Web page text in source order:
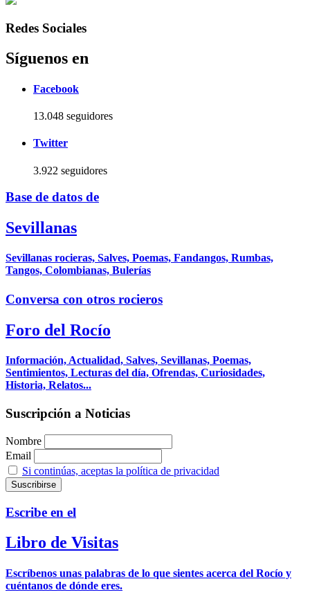
Redes Sociales
Síguenos en
Facebook
13.048 seguidores
Twitter
3.922 seguidores
Base de datos de
Sevillanas
Sevillanas rocieras, Salves, Poemas, Fandangos, Rumbas,
Tangos, Colombianas, Bulerías
Conversa con otros rocieros
Foro del Rocío
Información, Actualidad, Salves, Sevillanas, Poemas,
Sentimientos, Lecturas del día, Ofrendas, Curiosidades,
Historia, Relatos...
Suscripción a Noticias
Nombre
Email
Si continúas, aceptas la política de privacidad
Escribe en el
Libro de Visitas
Escríbenos unas palabras de lo que sientes acerca del Rocío y
cuéntanos de dónde eres.